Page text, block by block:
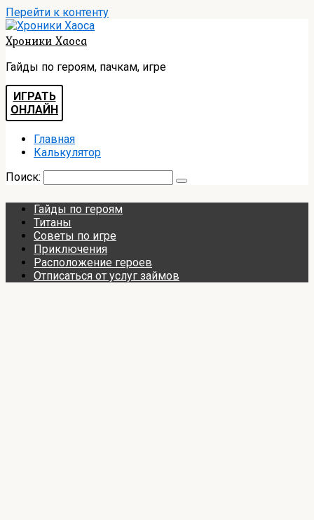
Перейти к контенту
Хроники Хаоса
Гайды по героям, пачкам, игре
ИГРАТЬ
ОНЛАЙН
Главная
Калькулятор
Поиск:
Гайды по героям
Титаны
Советы по игре
Приключения
Расположение героев
Отписаться от услуг займов